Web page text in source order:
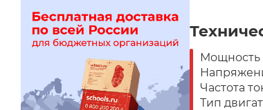
Мощность
Частота
Тип